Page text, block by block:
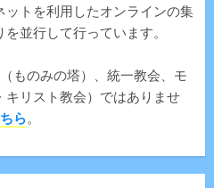
トを利用したオンラインの集
並行して行っています。
ものみの塔）、統一教会、モ
キリスト教会）ではありませ
ら。